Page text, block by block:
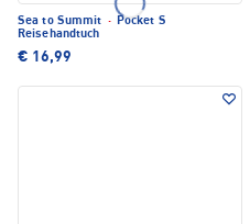
Sea to Summit · Pocket S
Reisehandtuch
€ 16,99